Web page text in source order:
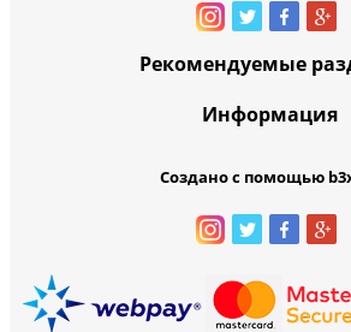
Рекомендуемые
Информация
Создано с помощью